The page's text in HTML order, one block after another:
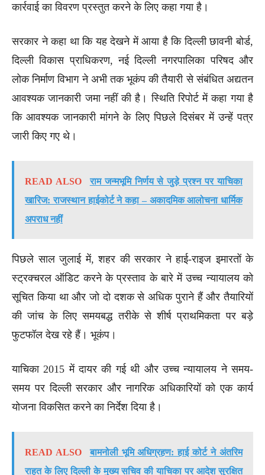
कार्रवाई का विवरण प्रस्तुत करने के लिए कहा गया है।
सरकार ने कहा था कि यह देखने में आया है कि दिल्ली छावनी बोर्ड,
दिल्ली विकास प्राधिकरण, नई दिल्ली नगरपालिका परिषद और
लोक निर्माण विभाग ने अभी तक भूकंप की तैयारी से संबंधित अद्यतन
आवश्यक जानकारी जमा नहीं की है। स्थिति रिपोर्ट में कहा गया है
कि आवश्यक जानकारी मांगने के लिए पिछले दिसंबर में उन्हें पत्र
जारी किए गए थे।
READ ALSO
राम जन्मभूमि निर्णय से जुड़े प्रश्न पर याचिका
खारिज: राजस्थान हाईकोर्ट ने कहा – अकादमिक आलोचना धार्मिक
अपराध नहीं
पिछले साल जुलाई में, शहर की सरकार ने हाई-राइज इमारतों के
स्ट्रक्चरल ऑडिट करने के प्रस्ताव के बारे में उच्च न्यायालय को
सूचित किया था और जो दो दशक से अधिक पुराने हैं और तैयारियों
की जांच के लिए समयबद्ध तरीके से शीर्ष प्राथमिकता पर बड़े
फुटफॉल देख रहे हैं। भूकंप।
याचिका 2015 में दायर की गई थी और उच्च न्यायालय ने समय-
समय पर दिल्ली सरकार और नागरिक अधिकारियों को एक कार्य
योजना विकसित करने का निर्देश दिया है।
READ ALSO
बामनोली भूमि अधिग्रहण: हाई कोर्ट ने अंतरिम
राहत के लिए दिल्ली के मुख्य सचिव की याचिका पर आदेश सुरक्षित